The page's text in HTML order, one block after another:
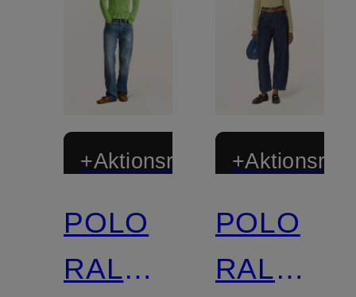
+Aktionsrabatt
POLO
RALPH
POLO
RALPH